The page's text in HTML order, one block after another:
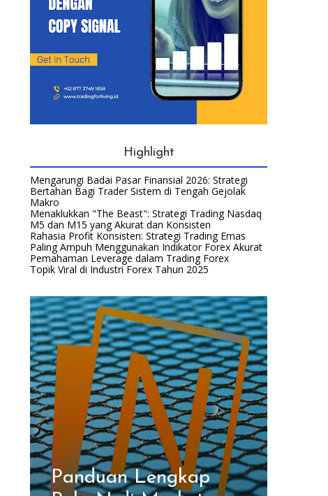
Highlight
Mengarungi Badai Pasar Finansial 2026: Strategi
Bertahan Bagi Trader Sistem di Tengah Gejolak
Makro
Menaklukkan "The Beast": Strategi Trading Nasdaq
M5 dan M15 yang Akurat dan Konsisten
Rahasia Profit Konsisten: Strategi Trading Emas
Paling Ampuh Menggunakan Indikator Forex Akurat
Pemahaman Leverage dalam Trading Forex
Topik Viral di Industri Forex Tahun 2025
Panduan Lengkap